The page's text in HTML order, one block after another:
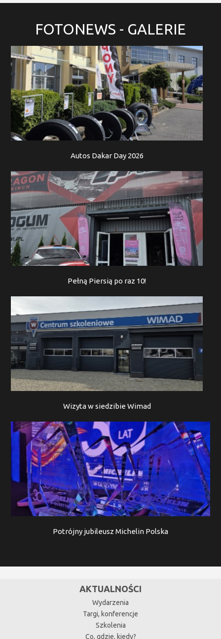
FOTONEWS - GALERIE
Autos Dakar Day 2026
Pełną Piersią po raz 10!
Wizyta w siedzibie Wimad
Potrójny jubileusz Michelin Polska
AKTUALNOŚCI
Wydarzenia
Targi, konferencje
Szkolenia
Co, gdzie, kiedy?